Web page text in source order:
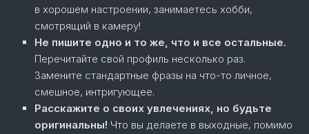
в хорошем настроении, занимаетесь хобби,
смотрящий в камеру!
Не пишите одно и то же, что и все остальные.
Перечитайте свой профиль несколько раз.
Замените стандартные фразы на что-то личное,
смешное, интригующее.
Расскажите о своих увлечениях, но будьте
оригинальны! Что вы делаете в выходные, помимо